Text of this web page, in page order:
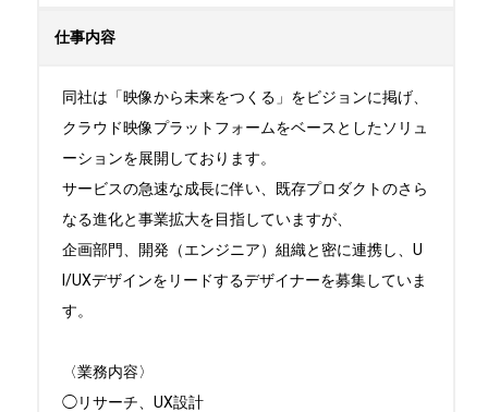
仕事内容
同社は「映像から未来をつくる」をビジョンに掲げ、
クラウド映像プラットフォームをベースとしたソリュ
ーションを展開しております。
サービスの急速な成長に伴い、既存プロダクトのさら
なる進化と事業拡大を目指していますが、
企画部門、開発（エンジニア）組織と密に連携し、U
I/UXデザインをリードするデザイナーを募集していま
す。
〈業務内容〉
◯リサーチ、UX設計